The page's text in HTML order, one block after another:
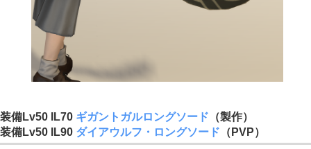
装備Lv50 IL70 ギガントガルロングソード （製作）
装備Lv50 IL90 ダイアウルフ・ロングソード （PVP）